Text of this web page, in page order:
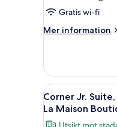
City
View,
Boutique
for
2
Gratis wi-fi
Mer information
Mer
Junior
Suite,
2
Twin
Öppna
alla
foton
7
Corner Jr.
La Maison